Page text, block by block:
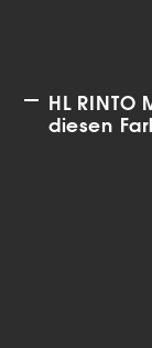
HL
diesen